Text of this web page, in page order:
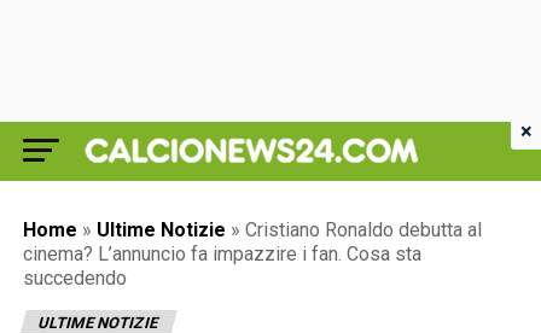
Home » Ultime Notizie » Cristiano Ronaldo debutta al
cinema? L’annuncio fa impazzire i fan. Cosa sta
succedendo
ULTIME NOTIZIE
×